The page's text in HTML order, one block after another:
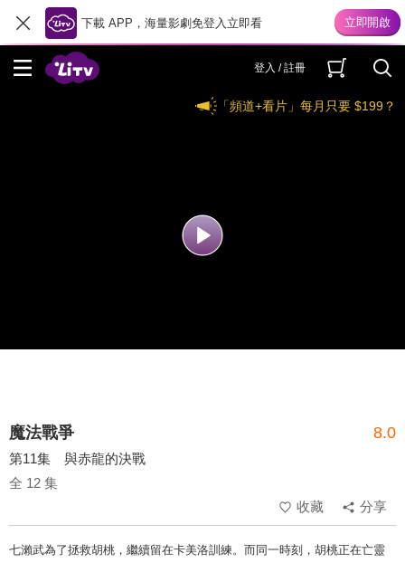
下載 APP，海量影劇免登入立即看
登入 / 註冊
「頻道+看片」每月只要 $199？
魔法戰爭 8.0
第11集 與赤龍的決戰
全 12 集
收藏
分享
七瀨武為了拯救胡桃，繼續留在卡美洛訓練。而同一時刻，胡桃正在亡靈